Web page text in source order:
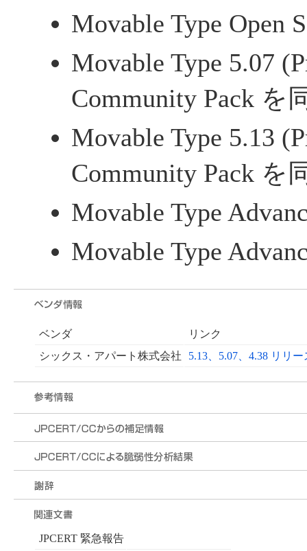
Movable Type Open
Movable Type 5.07
Community Pack を
Movable Type 5.13
Community Pack を
Movable Type
Movable Type
ベンダ
リンク
シックス・アパート株式会社
5.13、5.07、4.38 リリ
JPCERT 緊急報告